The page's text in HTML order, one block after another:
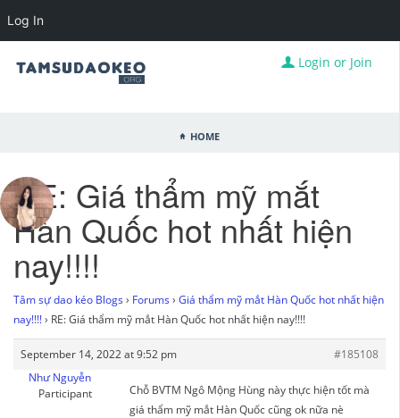
Login or Join
Home
RE: Giá thẩm mỹ mắt
Hàn Quốc hot nhất hiện
nay!!!!
Tâm sự dao kéo Blogs › Forums › Giá thẩm mỹ mắt Hàn Quốc hot nhất hiện
nay!!!!› RE: Giá thẩm mỹ mắt Hàn Quốc hot nhất hiện nay!!!!
September 14, 2022 at 9:52 pm
#185108
Như Nguyễn
Participant
Chỗ BVTM Ngô Mộng Hùng này thực hiện tốt mà
giá thẩm mỹ mắt Hàn Quốc cũng ok nữa nè
Log In